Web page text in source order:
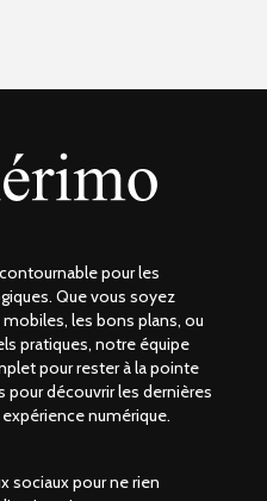
pour les
Que vous soyez
les bons plans, ou
pratiques, notre équipe
pour rester à la pointe
pour découvrir les dernières
numérique.
sociaux pour ne rien